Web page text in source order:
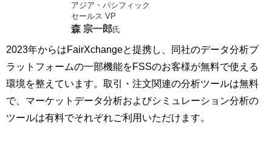
アジア・パシフィック
セールス VP
森 宗一郎氏
2023年からはFairXchangeと提携し、同社のデータ分析プ
ラットフォームの一部機能をFSSのお客様が無料で使える
環境を整えています。取引・注文関連の分析ツールは無料
で、マーケットデータ分析およびシミュレーション分析の
ツールは有料でそれぞれご利用いただけます。